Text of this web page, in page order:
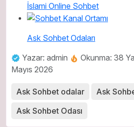
İslami Online Sohbet
Ask Sohbet Odaları
Yazar: admin
Okunma: 38
Mayıs 2026
Ask Sohbet odalar
Ask
Ask Sohbet Odası